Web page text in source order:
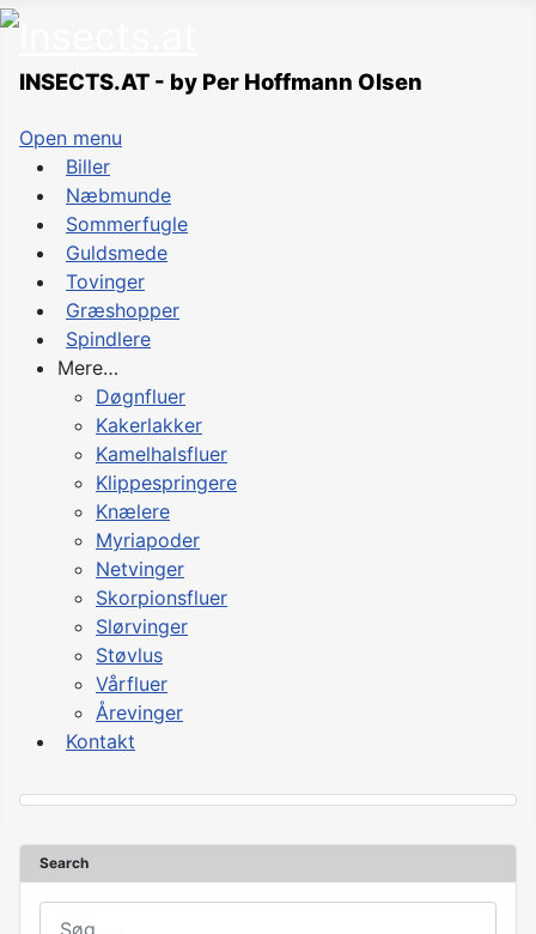
INSECTS.AT - by Per Hoffmann Olsen
Open menu
Biller
Næbmunde
Sommerfugle
Guldsmede
Tovinger
Græshopper
Spindlere
Mere…
Døgnfluer
Kakerlakker
Kamelhalsfluer
Klippespringere
Knælere
Myriapoder
Netvinger
Skorpionsfluer
Slørvinger
Støvlus
Vårfluer
Årevinger
Kontakt
Search